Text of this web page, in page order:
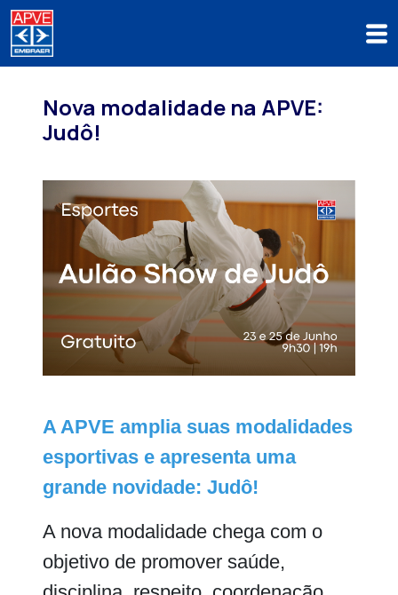
Nova modalidade na APVE:
Judô!
A APVE amplia suas modalidades
esportivas e apresenta uma
grande novidade: Judô!
A nova modalidade chega com o
objetivo de promover saúde,